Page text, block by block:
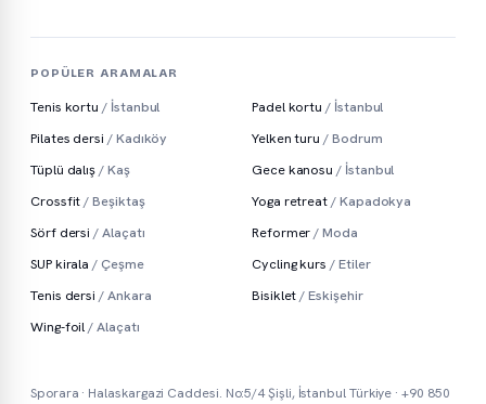
POPÜLER ARAMALAR
Tenis kortu/ İstanbul Padel kortu/ İstanbul
Pilates dersi / Kadıköy Yelken turu/ Bodrum
Tüplü dalış/ Kaş Gece kanosu/ İstanbul
Crossfit/ Beşiktaş Yoga retreat/ Kapadokya
Sörf dersi/ Alaçatı Reformer/ Moda
SUP kirala/ Çeşme Cycling kurs/ Etiler
Tenis dersi/ Ankara Bisiklet/ Eskişehir
Wing-foil/ Alaçatı
Sporara · Halaskargazi Caddesi. No:5/4 Şişli, İstanbul Türkiye ·+90 850